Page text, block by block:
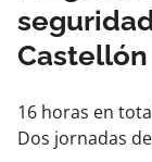
Castellón
16 horas en
Dos jornadas